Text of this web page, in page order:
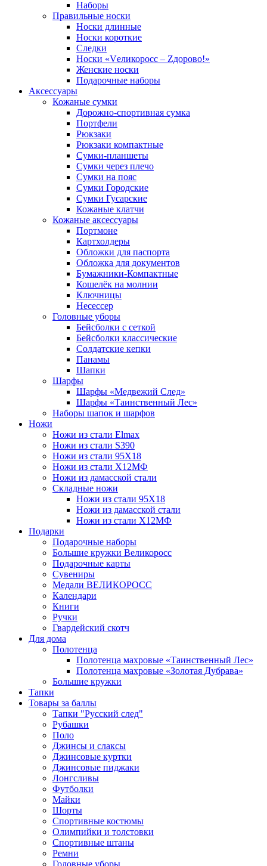
Наборы
Правильные носки
Носки длинные
Носки короткие
Следки
Носки «Vеликоросс – Zдорово!»
Женские носки
Подарочные наборы
Аксессуары
Кожаные сумки
Дорожно-спортивная сумка
Портфели
Рюкзаки
Рюкзаки компактные
Сумки-планшеты
Сумки через плечо
Сумки на пояс
Сумки Городские
Сумки Гусарские
Кожаные клатчи
Кожаные аксессуары
Портмоне
Картхолдеры
Обложки для паспорта
Обложка для документов
Бумажники-Компактные
Кошелёк на молнии
Ключницы
Несессер
Головные уборы
Бейсболки с сеткой
Бейсболки классические
Солдатские кепки
Панамы
Шапки
Шарфы
Шарфы «Медвежий След»
Шарфы «Таинственный Лес»
Наборы шапок и шарфов
Ножи
Ножи из стали Elmax
Ножи из стали S390
Ножи из стали 95X18
Ножи из стали Х12МФ
Ножи из дамасской стали
Складные ножи
Ножи из стали 95X18
Ножи из дамасской стали
Ножи из стали Х12МФ
Подарки
Подарочные наборы
Большие кружки Великоросс
Подарочные карты
Сувениры
Медали ВЕЛИКОРОСС
Календари
Книги
Ручки
Гвардейский скотч
Для дома
Полотенца
Полотенца махровые «Таинственный Лес»
Полотенца махровые «Золотая Дубрава»
Большие кружки
Тапки
Товары за баллы
Тапки "Русский след"
Рубашки
Поло
Джинсы и слаксы
Джинсовые куртки
Джинсовые пиджаки
Лонгсливы
Футболки
Майки
Шорты
Спортивные костюмы
Олимпийки и толстовки
Спортивные штаны
Ремни
Головные уборы